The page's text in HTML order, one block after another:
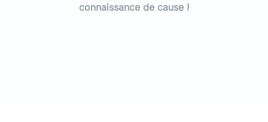
connaissance de cause !